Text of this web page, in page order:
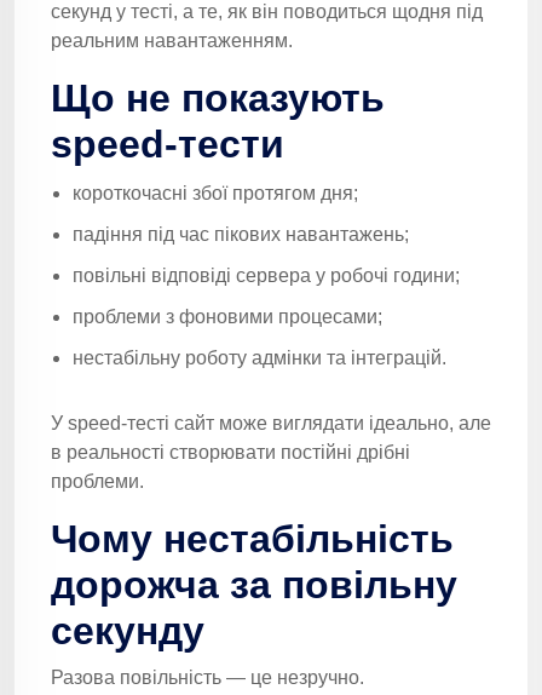
секунд у тесті, а те, як він поводиться щодня під
реальним навантаженням.
Що не показують
speed-тести
короткочасні збої протягом дня;
падіння під час пікових навантажень;
повільні відповіді сервера у робочі години;
проблеми з фоновими процесами;
нестабільну роботу адмінки та інтеграцій.
У speed-тесті сайт може виглядати ідеально, але
в реальності створювати постійні дрібні
проблеми.
Чому нестабільність
дорожча за повільну
секунду
Разова повільність — це незручно.